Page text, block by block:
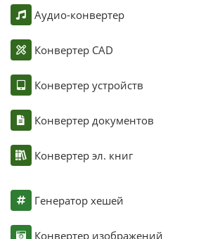
Аудио-конвертер
Конвертер CAD
Конвертер устройств
Конвертер документов
Конвертер эл. книг
Генератор хешей
Конвертер изображений